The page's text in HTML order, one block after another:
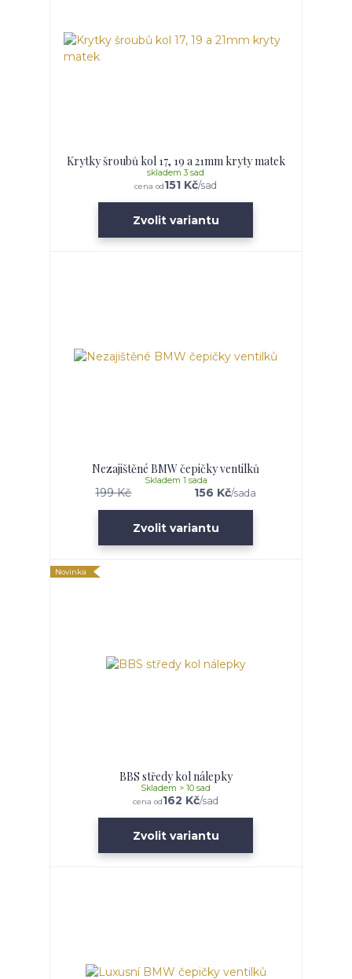
Krytky šroubů kol 17, 19 a 21mm kryty matek
cena od151 Kč/sad
skladem 3 sad
Zvolit variantu
Nezajištěné BMW čepičky ventilků
199 Kč 156 Kč/sada
Skladem 1 sada
Zvolit variantu
Novinka
BBS středy kol nálepky
cena od162 Kč/sad
Skladem > 10 sad
Zvolit variantu